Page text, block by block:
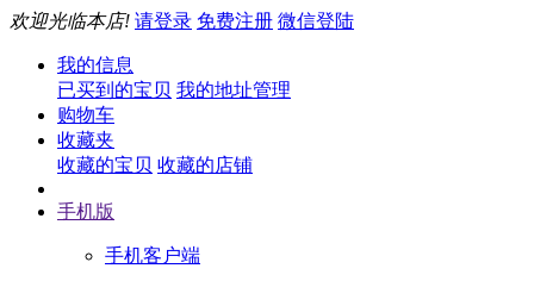
欢迎光临本店! 请登录 免费注册 微信登陆
我的信息
已买到的宝贝 我的地址管理
购物车
收藏夹
收藏的宝贝 收藏的店铺
手机版
手机客户端